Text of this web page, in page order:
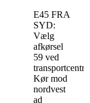
E45 FRA
SYD:
Vælg
afkørsel
59 ved
transportcentret.
Kør mod
nordvest
ad